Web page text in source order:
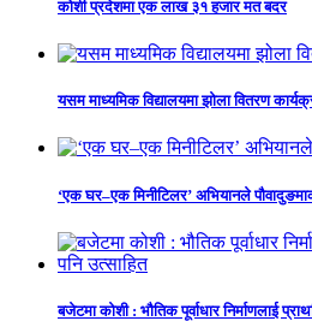
कोशी प्रदेशमा एक लाख ३१ हजार मत बदर
यसम माध्यमिक विद्यालयमा झोला वितरण
‘एक घर–एक मिनीटिलर’ अभियानले
बजेटमा कोशी : भौतिक पूर्वाधार निर्माणलाई